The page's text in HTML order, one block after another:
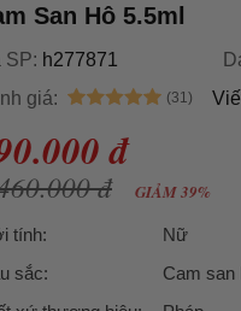
San Hô 5.5ml
SP: h277871
giá:
đ
đ GIẢM 39%
tính:
Nữ
sắc:
Cam san